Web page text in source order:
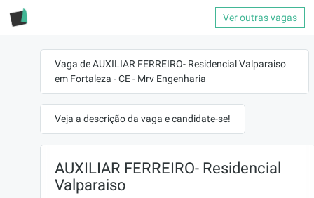
Ver outras vagas
Vaga de AUXILIAR FERREIRO- Residencial Valparaiso
em Fortaleza - CE - Mrv Engenharia
Veja a descrição da vaga e candidate-se!
AUXILIAR FERREIRO- Residencial
Valparaiso